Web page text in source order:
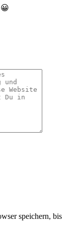
speichern, bis